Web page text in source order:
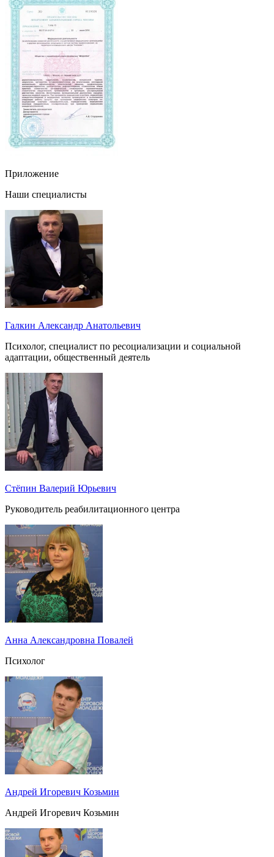
Приложение
Наши специалисты
Галкин Александр Анатольевич
Психолог, специалист по ресоциализации и социальной
адаптации, общественный деятель
Стёпин Валерий Юрьевич
Руководитель реабилитационного центра
Анна Александровна Повалей
Психолог
Андрей Игоревич Козьмин
Андрей Игоревич Козьмин